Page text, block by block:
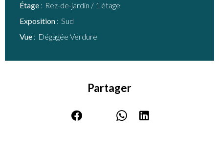
Étage
Rez-de-jardin / 1 étage
Exposition
Sud
Vue
Dégagée Verdure
Partager